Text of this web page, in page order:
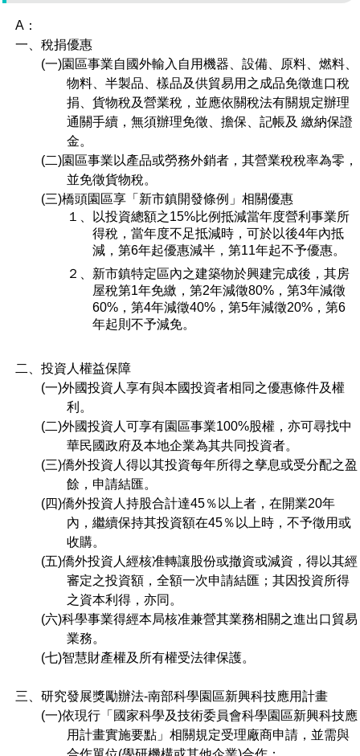
A：
一、稅捐優惠
(一)園區事業自國外輸入自用機器、設備、原料、燃料、
物料、半製品、樣品及供貿易用之成品免徵進口稅
捐、貨物稅及營業稅，並應依關稅法有關規定辦理
通關手續，無須辦理免徵、擔保、記帳及 繳納保證
金。
(二)園區事業以產品或勞務外銷者，其營業稅稅率為零，
並免徵貨物稅。
(三)橋頭園區享「新市鎮開發條例」相關優惠
１、以投資總額之15%比例抵減當年度營利事業所
得稅，當年度不足抵減時，可於以後4年內抵
減，第6年起優惠減半，第11年起不予優惠。
２、新市鎮特定區內之建築物於興建完成後，其房
屋稅第1年免繳，第2年減徵80%，第3年減徵
60%，第4年減徵40%，第5年減徵20%，第6
年起則不予減免。
二、投資人權益保障
(一)外國投資人享有與本國投資者相同之優惠條件及權
利。
(二)外國投資人可享有園區事業100%股權，亦可尋找中
華民國政府及本地企業為其共同投資者。
(三)僑外投資人得以其投資每年所得之孳息或受分配之盈
餘，申請結匯。
(四)僑外投資人持股合計達45％以上者，在開業20年
內，繼續保持其投資額在45％以上時，不予徵用或
收購。
(五)僑外投資人經核准轉讓股份或撤資或減資，得以其經
審定之投資額，全額一次申請結匯；其因投資所得
之資本利得，亦同。
(六)科學事業得經本局核准兼營其業務相關之進出口貿易
業務。
(七)智慧財產權及所有權受法律保護。
三、研究發展獎勵辦法-南部科學園區新興科技應用計畫
(一)依現行「國家科學及技術委員會科學園區新興科技應
用計畫實施要點」相關規定受理廠商申請，並需與